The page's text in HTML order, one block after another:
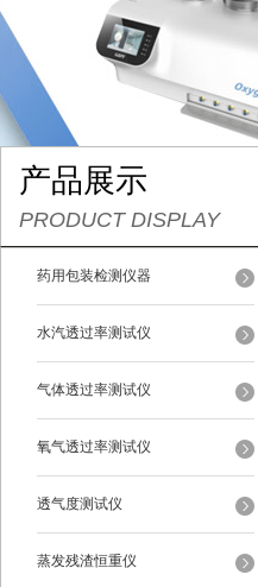
产品展示
PRODUCT DISPLAY
药用包装检测仪器
水汽透过率测试仪
气体透过率测试仪
氧气透过率测试仪
透气度测试仪
蒸发残渣恒重仪